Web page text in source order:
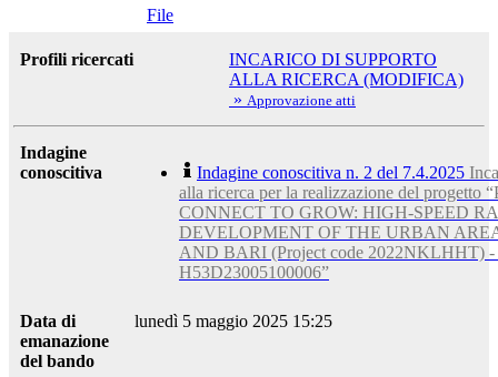
File
Profili ricercati
INCARICO DI SUPPORTO
ALLA RICERCA (MODIFICA)
» Approvazione atti
Indagine
conoscitiva
Indagine conoscitiva n. 2 del 7.4.2025
alla ricerca per la realizzazione del progetto
CONNECT TO GROW: HIGH-SPEED
DEVELOPMENT OF THE URBAN
AND BARI (Project code 2022NKLHHT) -
H53D23005100006”
Data di
emanazione
del bando
lunedì 5 maggio 2025 15:25